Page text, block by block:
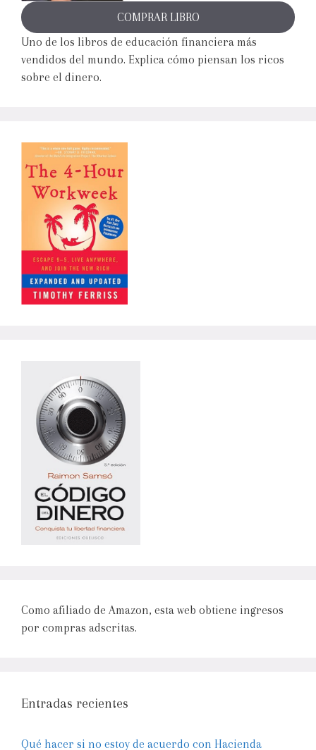
COMPRAR LIBRO
Uno de los libros de educación financiera más
vendidos del mundo. Explica cómo piensan los ricos
sobre el dinero.
Como afiliado de Amazon, esta web obtiene ingresos
por compras adscritas.
Entradas recientes
Qué hacer si no estoy de acuerdo con Hacienda